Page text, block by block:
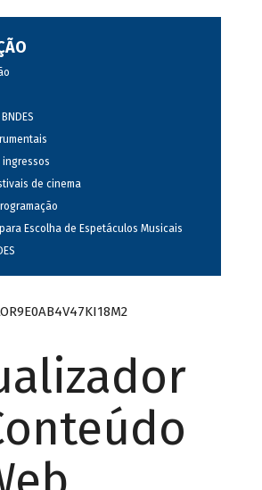
ingressos
de cinema
Escolha de Espetáculos Musicais